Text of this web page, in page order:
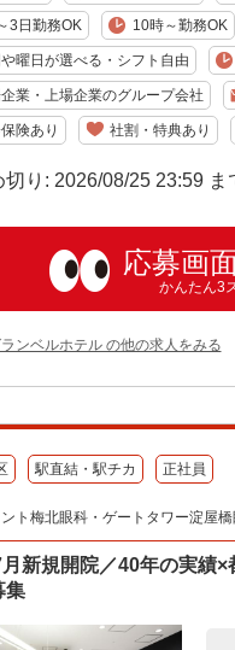
3日勤務OK 10時～勤務OK
曜日が選べる・シフト自由
業・上場企業のグループ会社
険あり 社割・特典あり
切り: 2026/08/25 23:59 ま
応募画
かんたん3
ンベルホテル の他の求人をみる
駅直結・駅チカ 正社員
ト梅北眼科・ゲートタワー淀屋
新規開院／40年の実績
集